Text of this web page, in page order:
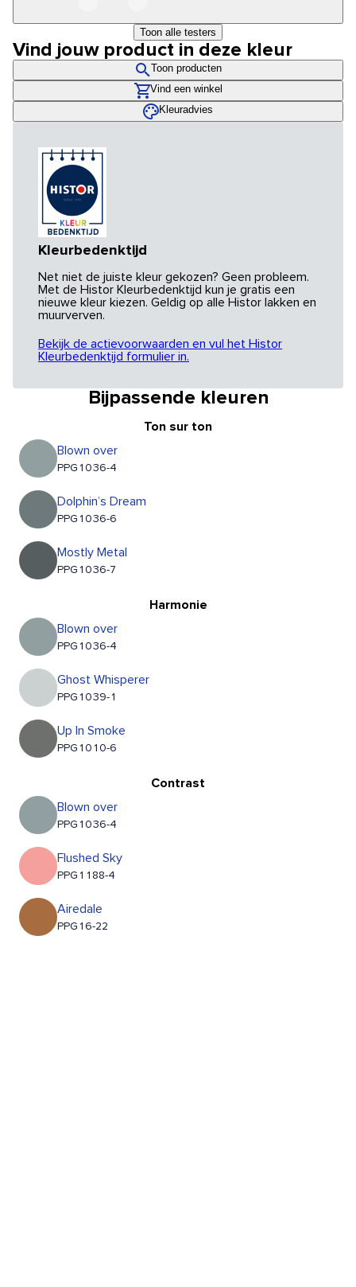
Toon alle testers
Vind jouw product in deze kleur
Toon producten
Vind een winkel
Kleuradvies
Kleurbedenktijd
Net niet de juiste kleur gekozen? Geen probleem.
Met de Histor Kleurbedenktijd kun je gratis een
nieuwe kleur kiezen. Geldig op alle Histor lakken en
muurverven.
Bekijk de actievoorwaarden en vul het Histor
Kleurbedenktijd formulier in.
Bijpassende kleuren
Ton sur ton
Blown over
PPG1036-4
Dolphin’s Dream
PPG1036-6
Mostly Metal
PPG1036-7
Harmonie
Blown over
PPG1036-4
Ghost Whisperer
PPG1039-1
Up In Smoke
PPG1010-6
Contrast
Blown over
PPG1036-4
Flushed Sky
PPG1188-4
Airedale
PPG16-22